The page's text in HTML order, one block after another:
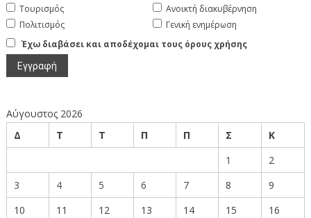
Τουρισμός
Πολιτισμός
Ανοικτή διακυβέρνηση
Γενική ενημέρωση
Έχω διαβάσει και αποδέχομαι τους όρους χρήσης
Αύγουστος 2026
Δ
Τ Τ Π Π Σ
Κ
1
2
3
4 5 6 7 8
9
10
11 12 13 14 15
16